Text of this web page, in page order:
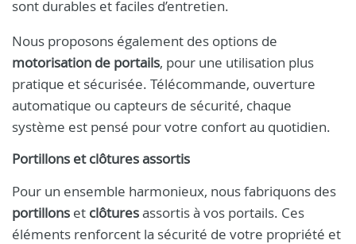
sont durables et faciles d’entretien.
Nous proposons également des options de
motorisation de portails, pour une utilisation plus
pratique et sécurisée. Télécommande, ouverture
automatique ou capteurs de sécurité, chaque
système est pensé pour votre confort au quotidien.
Portillons et clôtures assortis
Pour un ensemble harmonieux, nous fabriquons des
portillons et clôturesassortis à vos portails. Ces
éléments renforcent la sécurité de votre propriété et